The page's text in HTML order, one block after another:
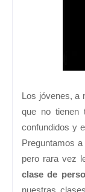
Los jóvenes, a
que no tienen
confundidos y
Preguntamos
pero rara vez
clase de
nuestras